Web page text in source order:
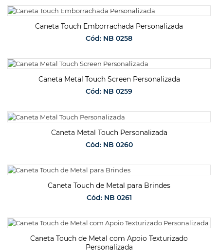
SOLICITAR ORÇAMENTO
Caneta Touch Emborrachada Personalizada
Cód: NB 0258
SOLICITAR ORÇAMENTO
Caneta Metal Touch Screen Personalizada
Cód: NB 0259
SOLICITAR ORÇAMENTO
Caneta Metal Touch Personalizada
Cód: NB 0260
SOLICITAR ORÇAMENTO
Caneta Touch de Metal para Brindes
Cód: NB 0261
SOLICITAR ORÇAMENTO
Caneta Touch de Metal com Apoio Texturizado
Personalizada